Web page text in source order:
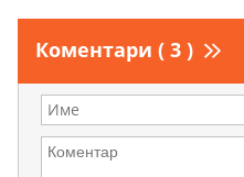
Коментари ( 3 )